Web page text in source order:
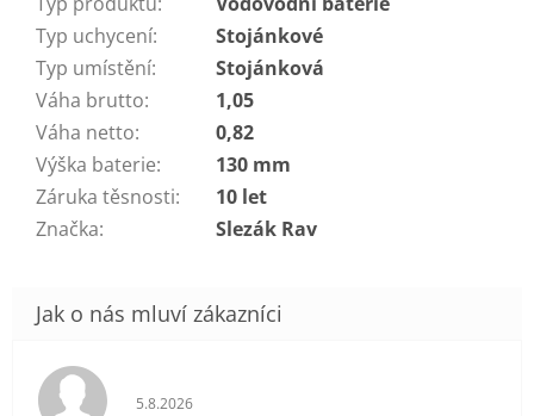
Typ uchycení:
Stojánkové
Typ umístění:
Stojánková
Váha brutto:
1,05
Váha netto:
0,82
Výška baterie:
130 mm
Záruka těsnosti:
10 let
Značka: Slezák Rav
Hodnocení obchodu je 5 z 5 hvězdiček.
5.8.2026